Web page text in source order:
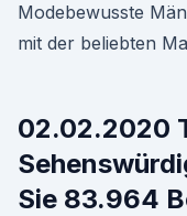
Modebewusste
mit der beliebten
02.02.2020
Sie 83.964